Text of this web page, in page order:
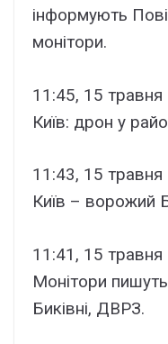
інформують
монітори.
11:45, 15 травня
Київ: дрон у
11:43, 15 травня
Київ – ворожий
11:41, 15 травня
Монітори
Биківні, ДВРЗ.